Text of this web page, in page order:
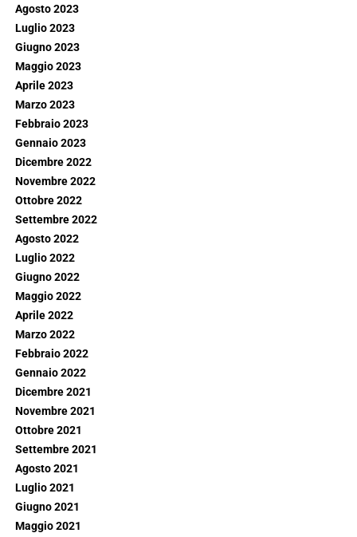
Agosto 2023
Luglio 2023
Giugno 2023
Maggio 2023
Aprile 2023
Marzo 2023
Febbraio 2023
Gennaio 2023
Dicembre 2022
Novembre 2022
Ottobre 2022
Settembre 2022
Agosto 2022
Luglio 2022
Giugno 2022
Maggio 2022
Aprile 2022
Marzo 2022
Febbraio 2022
Gennaio 2022
Dicembre 2021
Novembre 2021
Ottobre 2021
Settembre 2021
Agosto 2021
Luglio 2021
Giugno 2021
Maggio 2021